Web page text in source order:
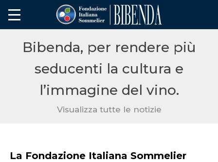
Bibenda, per rendere più
seducenti la cultura e
l’immagine del vino.
Visualizza tutte le notizie
La Fondazione Italiana Sommelier